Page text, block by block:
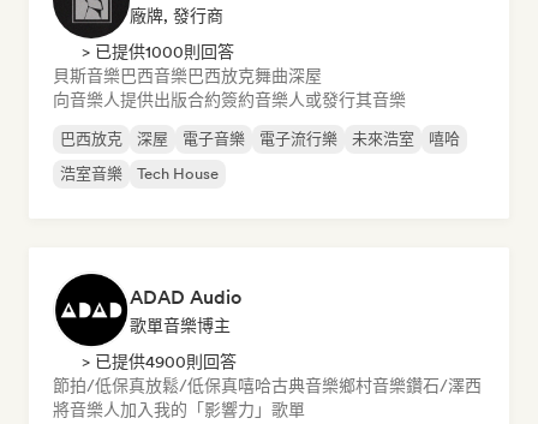
廠牌, 發行商
> 已提供1000則回答
貝斯音樂巴西音樂巴西放克舞曲深屋
向音樂人提供出版合約簽約音樂人或發行其音樂
巴西放克 深屋 電子音樂 電子流行樂 未來浩室
嘻哈
浩室音樂
Tech House
ADAD Audio
歌單音樂博主
> 已提供4900則回答
節拍/低保真放鬆/低保真嘻哈古典音樂鄉村音樂鑽石/澤西
將音樂人加入我的「影響力」歌單